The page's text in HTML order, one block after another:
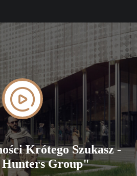
Krótego Szukasz -
Group"